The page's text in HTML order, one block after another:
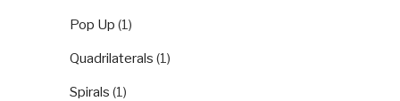
Pop Up (1)
Quadrilaterals (1)
Spirals (1)